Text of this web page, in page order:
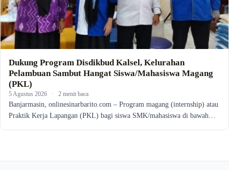
Dukung Program Disdikbud Kalsel, Kelurahan
Pelambuan Sambut Hangat Siswa/Mahasiswa Magang
(PKL)
5 Agustus 2026 · 2 menit baca
Banjarmasin, onlinesinarbarito.com – Program magang (internship) atau
Praktik Kerja Lapangan (PKL) bagi siswa SMK/mahasiswa di bawah…